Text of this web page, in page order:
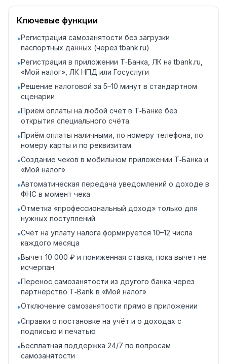
Ключевые функции
•Регистрация самозанятости без загрузки
паспортных данных (через tbank.ru)
•Регистрация в приложении Т‑Банка, ЛК на tbank.ru,
«Мой налог», ЛК НПД или Госуслуги
•Решение налоговой за 5–10 минут в стандартном
сценарии
•Приём оплаты на любой счёт в Т‑Банке без
открытия специального счёта
•Приём оплаты наличными, по номеру телефона, по
номеру карты и по реквизитам
•Создание чеков в мобильном приложении Т‑Банка и
«Мой налог»
•Автоматическая передача уведомлений о доходе в
ФНС в момент чека
•Отметка «профессиональный доход» только для
нужных поступлений
•Счёт на уплату налога формируется 10–12 числа
каждого месяца
•Вычет 10 000 ₽ и пониженная ставка, пока вычет не
исчерпан
•Перенос самозанятости из другого банка через
партнёрство T‑Bank в «Мой налог»
•Отключение самозанятости прямо в приложении
•Справки о постановке на учёт и о доходах с
подписью и печатью
•Бесплатная поддержка 24/7 по вопросам
самозанятости